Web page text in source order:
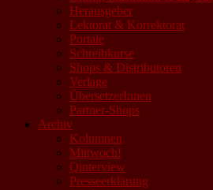
Herausgeber
Lektorat & Korrektorat
Portale
Schreibkurse
Shops & Distributoren
Verlage
ÜbersetzerInnen
Partner-Shops
Archiv
Kolumnen
Mittwoch!
Qinterview
Presseerklärung